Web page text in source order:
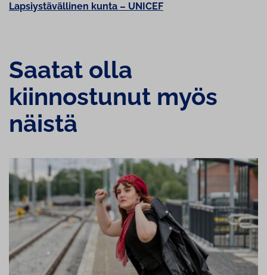
Lapsiystävällinen kunta – UNICEF
Saatat olla
kiinnostunut myös
näistä